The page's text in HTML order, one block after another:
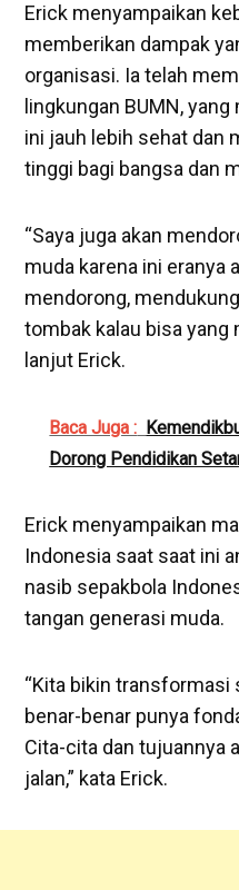
Erick menyampaikan
memberikan dampak
organisasi. Ia telah
lingkungan BUMN,
ini jauh lebih sehat dan
tinggi bagi bangsa dan
“Saya juga akan
muda karena ini eranya
mendorong,
tombak kalau bisa yang
lanjut Erick.
Baca Juga :
Dorong Pendidikan
Erick menyampaikan
Indonesia saat saat ini
nasib sepakbola
tangan generasi muda.
“Kita bikin transformasi
benar-benar punya
Cita-cita dan tujuannya
jalan,” kata Erick.